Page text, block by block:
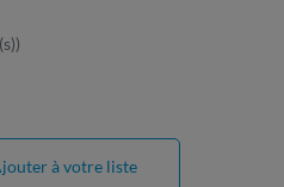
)
à votre liste